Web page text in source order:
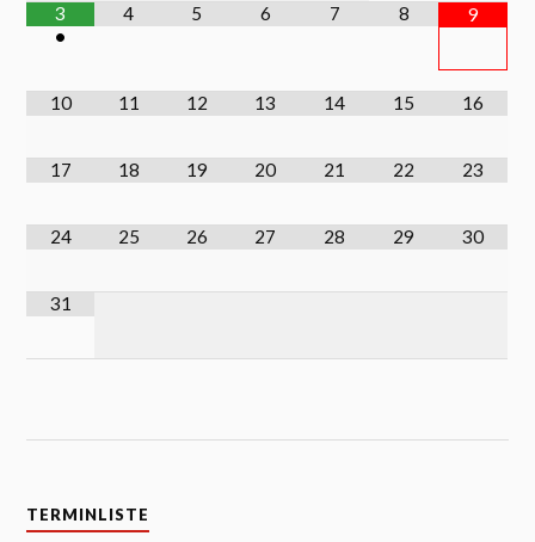
3
•
4 5 6 7 8 9
10 11 12 13 14 15 16
17 18 19 20 21 22 23
24 25 26 27 28 29 30
31
TERMINLISTE